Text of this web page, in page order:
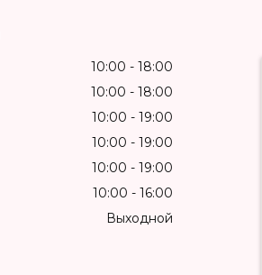
10:00
18:00
10:00
18:00
10:00
19:00
10:00
19:00
10:00
19:00
10:00
16:00
Выходной